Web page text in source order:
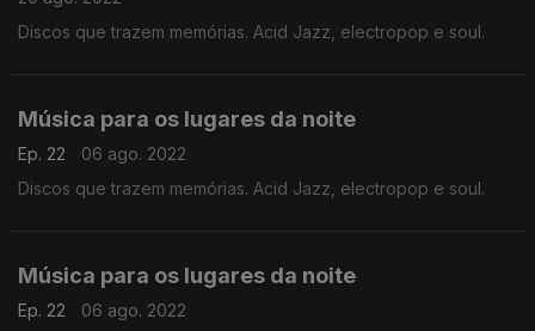
Discos que trazem memórias. Acid Jazz, electropop e soul.
Música para os lugares da noite
Ep. 22
06 ago. 2022
Discos que trazem memórias. Acid Jazz, electropop e soul.
Música para os lugares da noite
Ep. 22
06 ago. 2022